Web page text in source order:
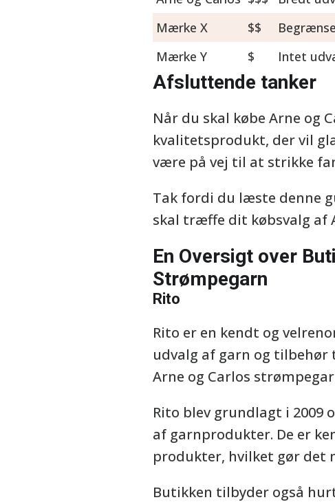
Mærke X
$$
Mærke Y
$ Intet
Afsluttende tanker
Når du skal købe Arne og
kvalitetsprodukt, der vil
være på vej til at strikke
Tak fordi du læste denne
skal træffe dit købsvalg af
En Oversigt over
Strømpegarn
Rito
Rito er en kendt og
udvalg af garn og
Arne og Carlos
Rito blev grundlagt i 2009
af garnprodukter. De er
produkter, hvilket gør det
Butikken tilbyder også